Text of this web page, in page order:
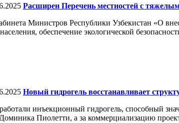
Расширен Перечень местностей с
Министров Республики Узбекистан «О
обеспечение экологической
Новый гидрогель восстанавливает
инъекционный гидрогель, способный
Пиолетти, а за коммерциализацию